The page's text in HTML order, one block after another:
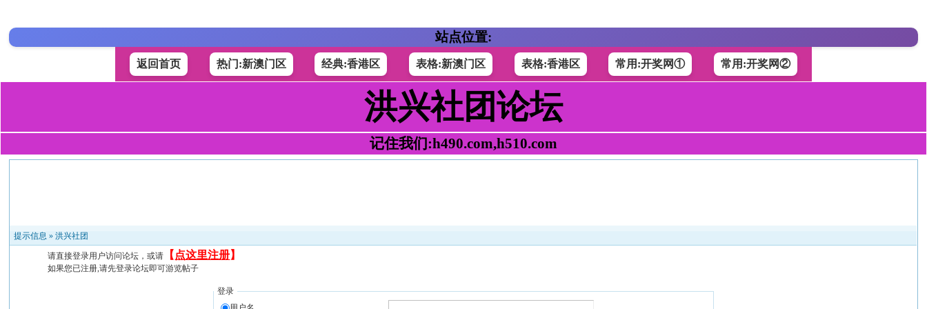
站点位置:
返回首页 热门:新澳门区 经典:香港区 表格:新澳门区 表格:香港区 常用:开奖网① 常用:开奖网②
洪兴社团论坛
记住我们:h490.com,h510.com
提示信息 »洪兴社团
请直接登录用户访问论坛，或请 【 点这里注册】
如果您已注册,请先登录论坛即可游览帖子
登录